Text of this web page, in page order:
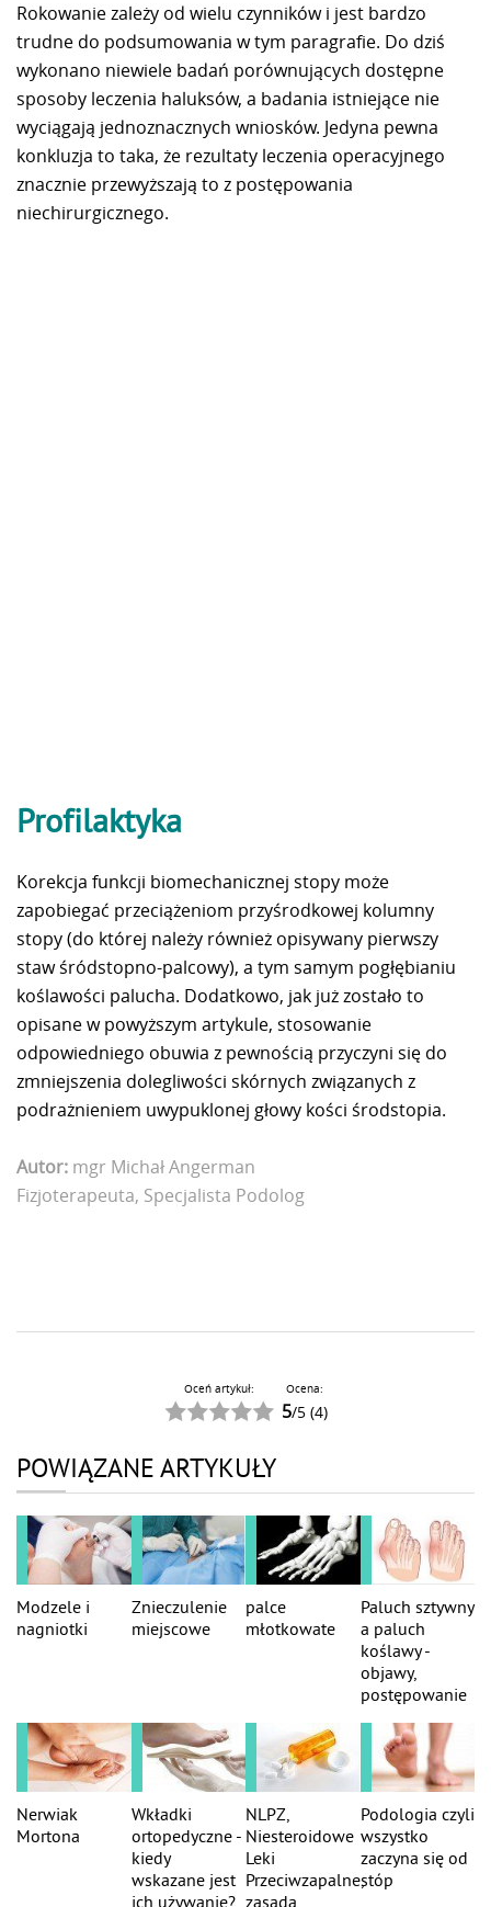
Rokowanie zależy od wielu czynników i jest bardzo
trudne do podsumowania w tym paragrafie. Do dziś
wykonano niewiele badań porównujących dostępne
sposoby leczenia haluksów, a badania istniejące nie
wyciągają jednoznacznych wniosków. Jedyna pewna
konkluzja to taka, że rezultaty leczenia operacyjnego
znacznie przewyższają to z postępowania
niechirurgicznego.
Profilaktyka
Korekcja funkcji biomechanicznej stopy może
zapobiegać przeciążeniom przyśrodkowej kolumny
stopy (do której należy również opisywany pierwszy
staw śródstopno-palcowy), a tym samym pogłębianiu
koślawości palucha. Dodatkowo, jak już zostało to
opisane w powyższym artykule, stosowanie
odpowiedniego obuwia z pewnością przyczyni się do
zmniejszenia dolegliwości skórnych związanych z
podrażnieniem uwypuklonej głowy kości środstopia.
Autor: mgr Michał Angerman
Fizjoterapeuta, Specjalista Podolog
Oceń artykuł: Ocena:
5/5(4)
POWIĄZANE ARTYKUŁY
Modzele i
nagniotki
Znieczulenie
miejscowe
palce
młotkowate
Paluch sztywny
a paluch
koślawy -
objawy,
postępowanie
Nerwiak
Mortona
Wkładki
ortopedyczne -
kiedy
wskazane jest
ich używanie?
NLPZ,
Niesteroidowe
Leki
Przeciwzapalne,
zasada
Podologia czyli
wszystko
zaczyna się od
stóp